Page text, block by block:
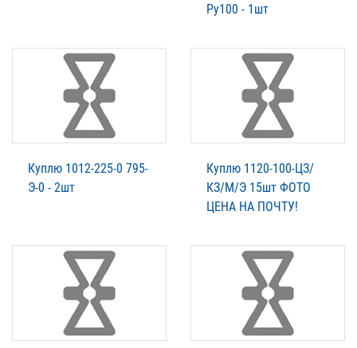
Ру100 - 1шт
Куплю 1012-225-0 795-
Э-0 - 2шт
Куплю 1120-100-ЦЗ/
КЗ/М/Э 15шт ФОТО
ЦЕНА НА ПОЧТУ!